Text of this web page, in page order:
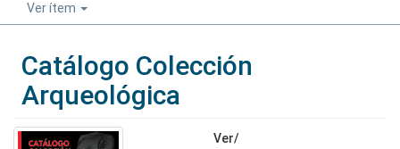
Ver ítem
Catálogo Colección
Arqueológica
Ver/